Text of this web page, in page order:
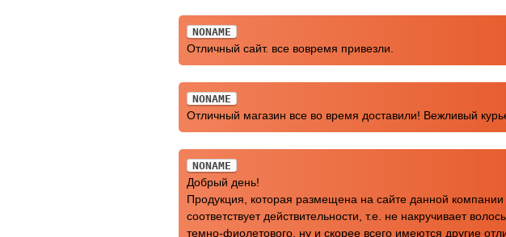
NONAME
Отличный сайт. все вовремя привезли.
NONAME
Отличный магазин все во время доставили! Вежливый
NONAME
Добрый день!
Продукция, которая размещена на сайте данной
соответствует действительности, т.е. не накручивает
темно-фиолетового, ну и скорее всего имеются другие